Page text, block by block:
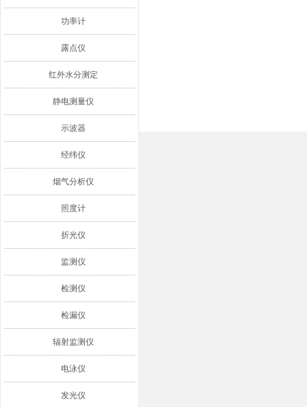
功率计
露点仪
红外水分测定
静电测量仪
示波器
经纬仪
烟气分析仪
照度计
折光仪
监测仪
检测仪
检漏仪
辐射监测仪
电泳仪
发光仪